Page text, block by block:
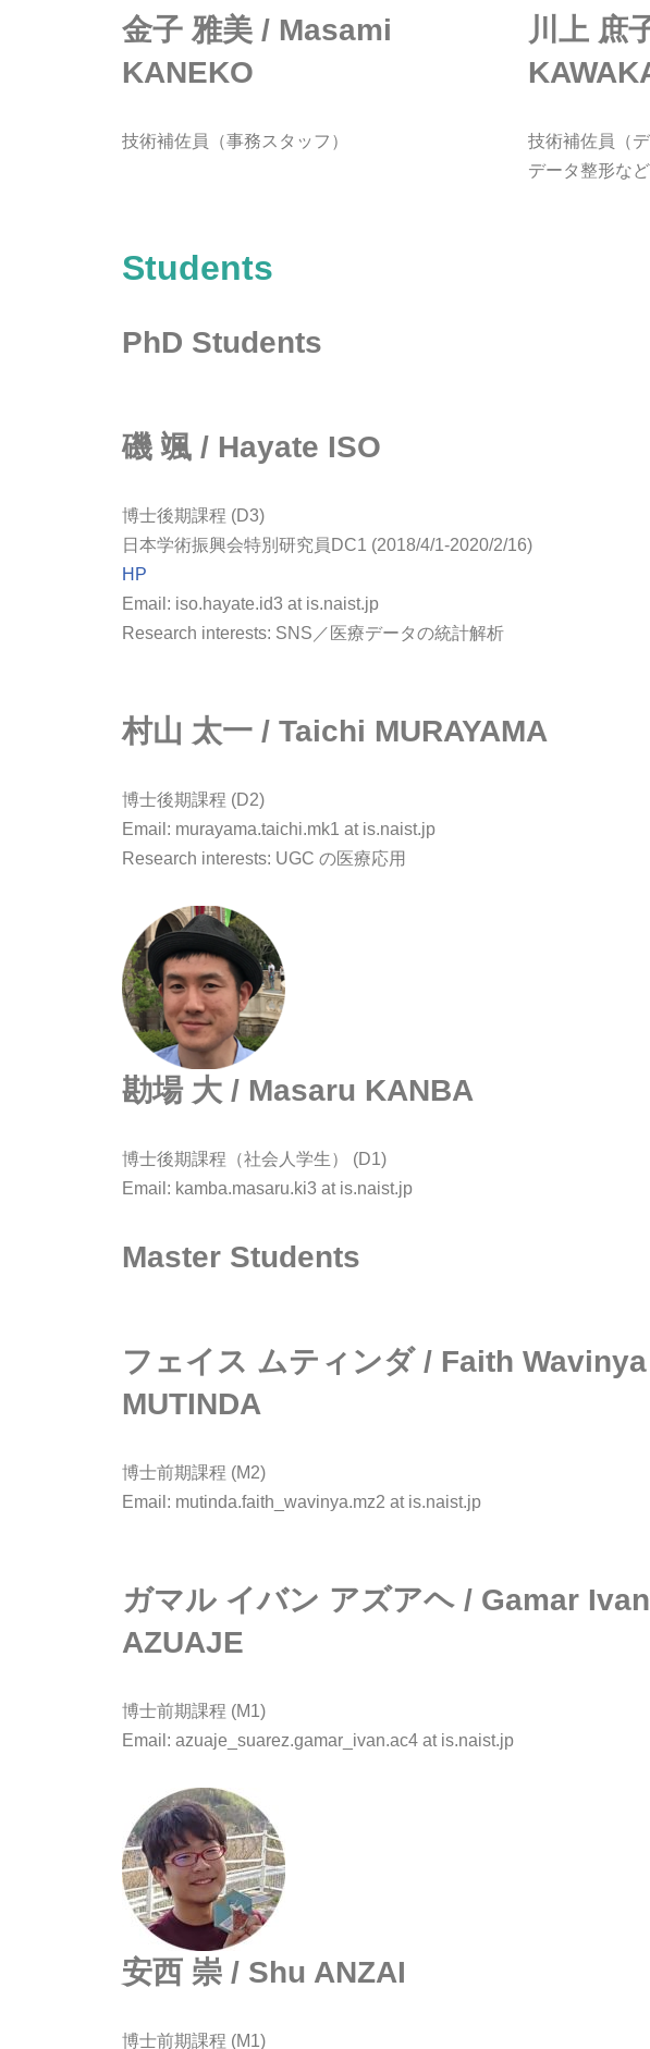
金子 雅美 / Masami
KANEKO
技術補佐員（事務スタッフ）
川上 庶
技術補佐員（
データ整形な
Students
PhD Students
磯 颯 / Hayate ISO
博士後期課程 (D3)
日本学術振興会特別研究員DC1 (2018/4/1-2020/2/16)
HP
Email: iso.hayate.id3 at is.naist.jp
Research interests: SNS／医療データの統計解析
村山 太一 / Taichi MURAYAMA
博士後期課程 (D2)
Email: murayama.taichi.mk1 at is.naist.jp
Research interests: UGC の医療応用
勘場 大 / Masaru KANBA
博士後期課程（社会人学生） (D1)
Email: kamba.masaru.ki3 at is.naist.jp
Master Students
フェイス ムティンダ / Faith Wavinya
MUTINDA
博士前期課程 (M2)
Email: mutinda.faith_wavinya.mz2 at is.naist.jp
ガマル イバン アズアヘ / Gamar Ivan
AZUAJE
博士前期課程 (M1)
Email: azuaje_suarez.gamar_ivan.ac4 at is.naist.jp
安西 崇 / Shu ANZAI
博士前期課程 (M1)